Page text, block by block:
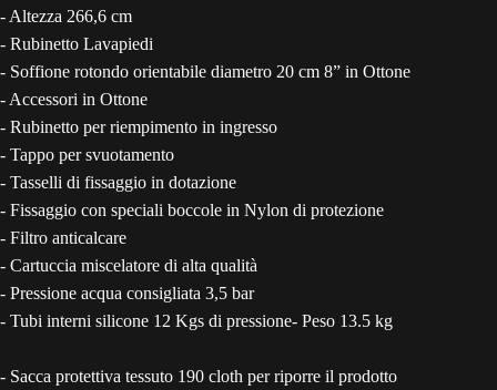
- Altezza 266,6 cm
- Rubinetto Lavapiedi
- Soffione rotondo orientabile diametro 20 cm 8” in Ottone
- Accessori in Ottone
- Rubinetto per riempimento in ingresso
- Tappo per svuotamento
- Tasselli di fissaggio in dotazione
- Fissaggio con speciali boccole in Nylon di protezione
- Filtro anticalcare
- Cartuccia miscelatore di alta qualità
- Pressione acqua consigliata 3,5 bar
- Tubi interni silicone 12 Kgs di pressione- Peso 13.5 kg
- Sacca protettiva tessuto 190 cloth per riporre il prodotto